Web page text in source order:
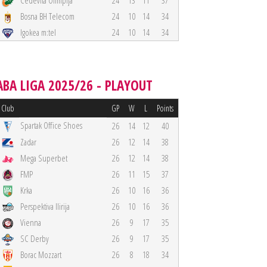
Bosna BH Telecom 24 10 14
34
Igokea m:tel 24 10 14 34
LIGA 2025/26 - PLAYOUT
Club GP W L Points
Spartak Office Shoes 26 14 12
40
Zadar 26 12 14
38
Mega Superbet 26 12 14
38
FMP 26 11 15
37
Krka 26 10 16
36
Perspektiva Ilirija 26 10 16
36
Vienna 26 9 17
35
SC Derby 26 9 17
35
Borac Mozzart 26 8 18
34